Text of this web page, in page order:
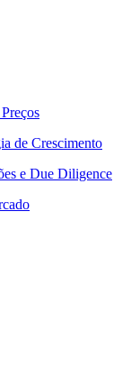
de Crescimento
e Due Diligence